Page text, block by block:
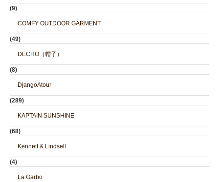
(9)
COMFY OUTDOOR GARMENT
(49)
DECHO（帽子）
(8)
DjangoAtour
(289)
KAPTAIN SUNSHINE
(68)
Kennett & Lindsell
(4)
La Garbo